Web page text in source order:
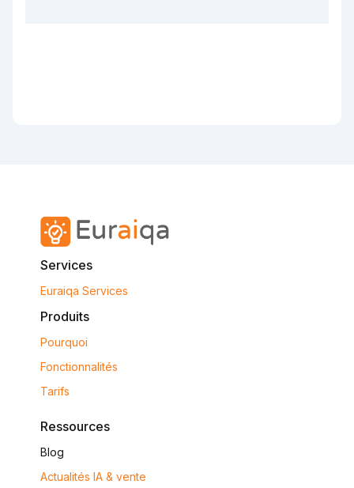
Services
Euraiqa Services
Produits
Pourquoi
Fonctionnalités
Tarifs
Ressources
Blog
Actualités IA & vente